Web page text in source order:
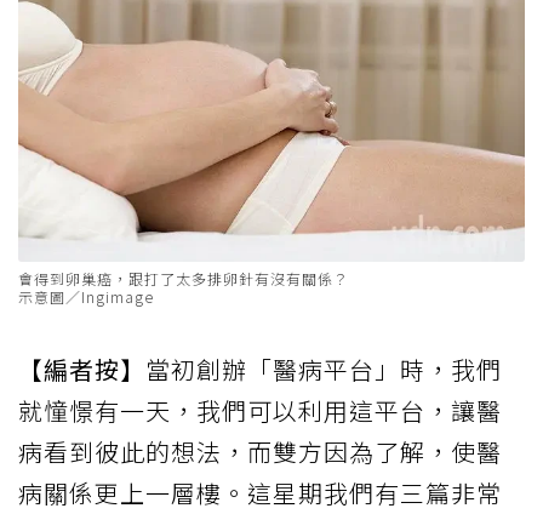
會得到卵巢癌，跟打了太多排卵針有沒有關係？
示意圖／Ingimage
【編者按】 當初創辦「醫病平台」時，我們
就憧憬有一天，我們可以利用這平台，讓醫
病看到彼此的想法，而雙方因為了解，使醫
病關係更上一層樓。這星期我們有三篇非常